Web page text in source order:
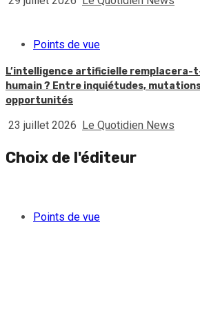
Points de vue
L’intelligence artificielle remplacera-
humain ? Entre inquiétudes,
opportunités
23 juillet 2026 Le Quotidien News
Choix de l'éditeur
Points de vue